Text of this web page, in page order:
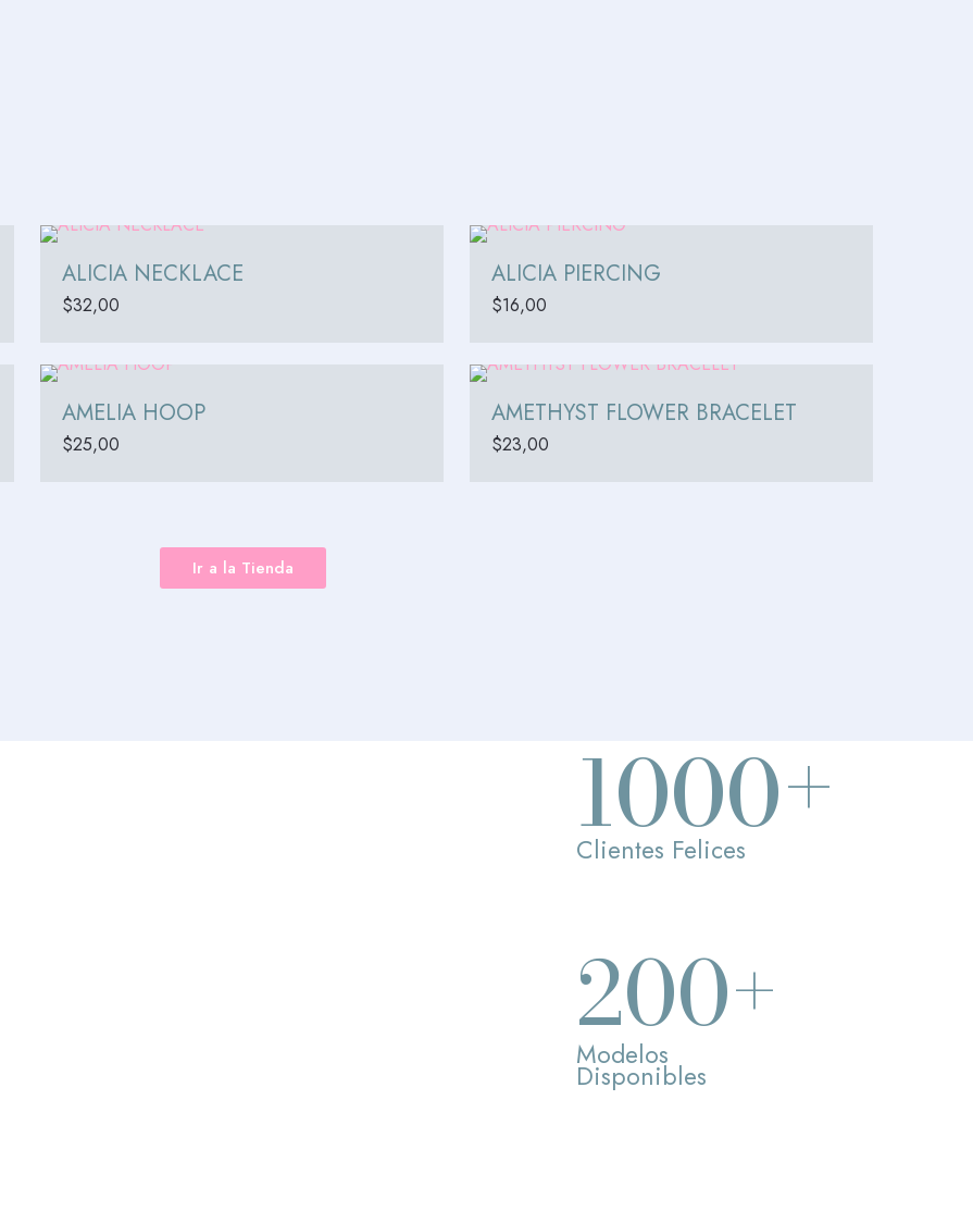
ALICIA NECKLACE
$32,00
ALICIA PIERCING
$16,00
AMELIA HOOP
$25,00
AMETHYST FLOWER BRACELET
$23,00
Ir a la Tienda
1000+
Clientes Felices
200+
Modelos
Disponibles